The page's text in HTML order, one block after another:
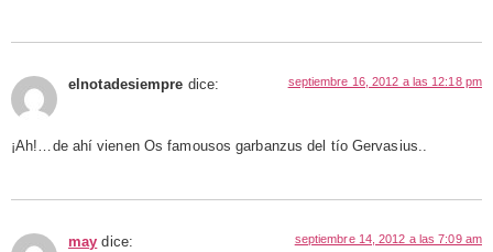
elnotadesiempre dice: septiembre 16, 2012 a las 12:18 pm
¡Ah!…de ahí vienen Os famousos garbanzus del tío Gervasius..
may dice: septiembre 14, 2012 a las 7:09 am